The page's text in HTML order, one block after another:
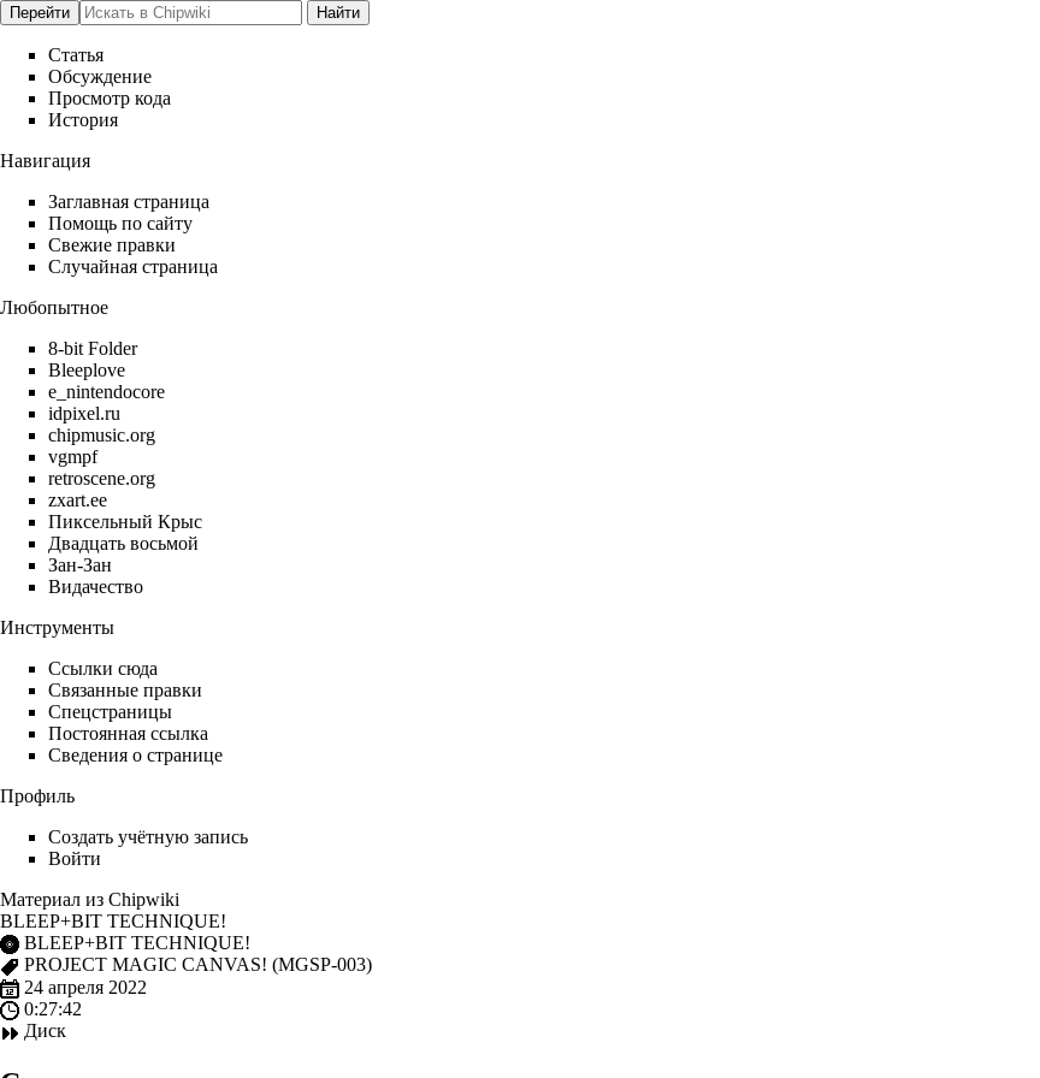
Статья
Обсуждение
Просмотр кода
История
Навигация
Заглавная страница
Помощь по сайту
Свежие правки
Случайная страница
Любопытное
8-bit Folder
Bleeplove
e_nintendocore
idpixel.ru
chipmusic.org
vgmpf
retroscene.org
zxart.ee
Пиксельный Крыс
Двадцать восьмой
Зан-Зан
Видачество
Инструменты
Ссылки сюда
Связанные правки
Спецстраницы
Постоянная ссылка
Сведения о странице
Профиль
Создать учётную запись
Войти
Материал из Chipwiki
BLEEP+BIT TECHNIQUE!
BLEEP+BIT TECHNIQUE!
PROJECT MAGIC CANVAS! (MGSP-003)
24 апреля 2022
0:27:42
Диск